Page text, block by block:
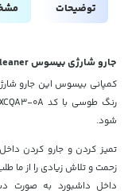
توضیحات
جارو شارژی بیسوس Baseus A3 Vacuum Cleaner
کمپانی بیسوس این جارو
شود.
تمیز کردن و جارو کردن
زحمت و تلاش زیادی را از ما
داخل داشبورد به صورت